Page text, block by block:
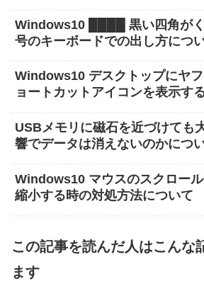
Windows10 ████ 黒い四角が
号のキーボードでの出し方につ
Windows10 デスクトップにヤ
ョートカットアイコンを表示す
USBメモリに磁石を近づけても
響でデータは消えないのかにつ
Windows10 マウスのスクロール
縮小する時の対処方法について
この記事を読んだ人はこんな
ます